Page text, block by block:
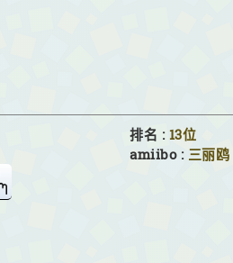
排名 : 13位
amiibo : 三丽鸥